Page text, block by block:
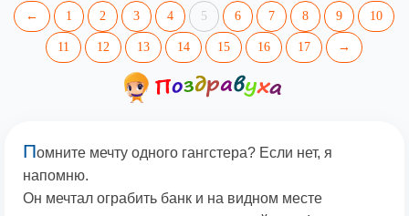
← 1 2 3 4 5 6 7 8 9 10
11 12 13 14 15 16 17 →
Помните мечту одного гангстера? Если нет, я
напомню.
Он мечтал ограбить банк и на видном месте